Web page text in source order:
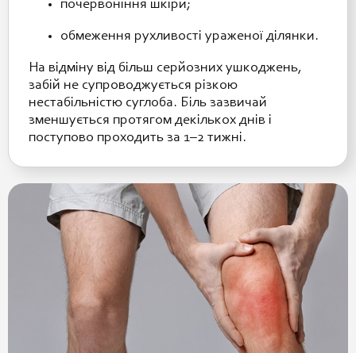
почервоніння шкіри;
обмеження рухливості ураженої ділянки.
На відміну від більш серйозних ушкоджень,
забій не супроводжується різкою
нестабільністю суглоба. Біль зазвичай
зменшується протягом декількох днів і
поступово проходить за 1–2 тижні.